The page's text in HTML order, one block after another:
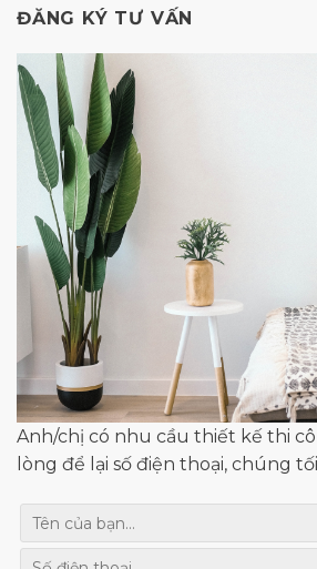
ĐĂNG KÝ TƯ VẤN
Anh/chị có nhu cầu thiết kế thi
lòng để lại số điện thoại, chúng